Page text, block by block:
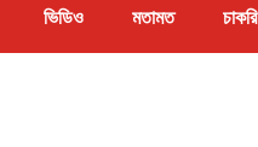
ভিডিও মতামত চাকরি